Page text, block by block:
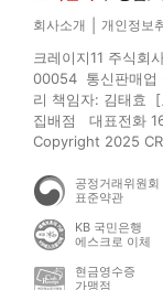
회사소개 개인정보
크레이지11 주식
00054 통신판매업
리 책임자: 김태효 [
집배점 대표전화
Copyright 2025
공정거래위원회
표준약관
KB 국민은행
에스크로 이체
현금영수증
가맹점